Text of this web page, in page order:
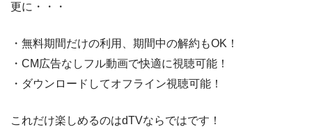
更に・・・
・無料期間だけの利用、期間中の解約もOK！
・CM広告なしフル動画で快適に視聴可能！
・ダウンロードしてオフライン視聴可能！
これだけ楽しめるのはdTVならではです！